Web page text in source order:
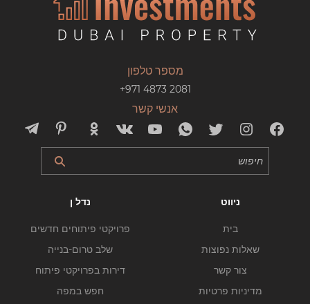
מספר טלפון
+971 4873 2081
אנשי קשר
ניווט
בית
שאלות נפוצות
צור קשר
מדיניות פרטיות
נדל ן
פרויקטי פיתוחים חדשים
שלב טרום-בנייה
דירות בפרויקטי פיתוח
חפש במפה